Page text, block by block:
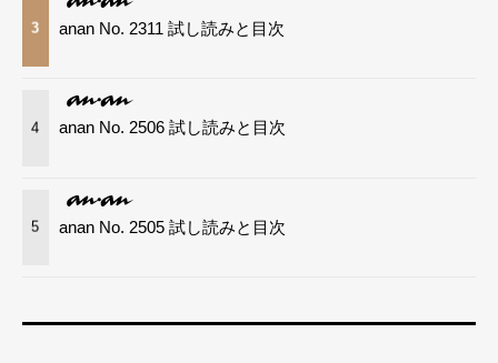
3 anan No. 2311 試し読みと目次
4 anan No. 2506 試し読みと目次
5 anan No. 2505 試し読みと目次